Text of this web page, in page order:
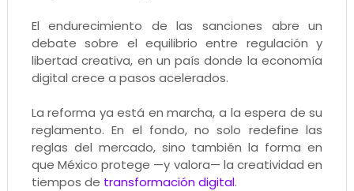
El endurecimiento de las sanciones abre un
debate sobre el equilibrio entre regulación y
libertad creativa, en un país donde la economía
digital crece a pasos acelerados.
La reforma ya está en marcha, a la espera de su
reglamento. En el fondo, no solo redefine las
reglas del mercado, sino también la forma en
que México protege —y valora— la creatividad en
tiempos de transformación digital.